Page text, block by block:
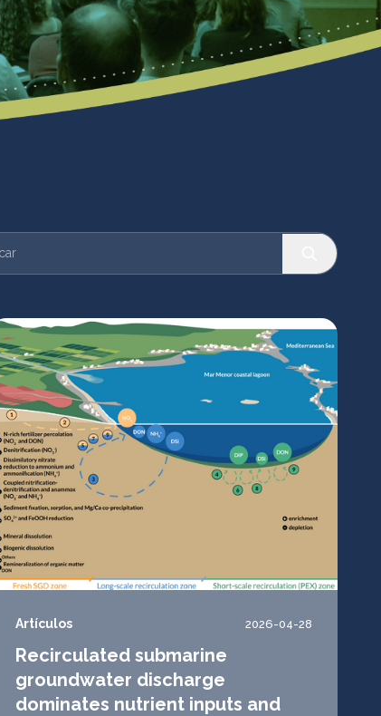
Artículos 2026-04-28
Recirculated submarine
groundwater discharge
dominates nutrient inputs and